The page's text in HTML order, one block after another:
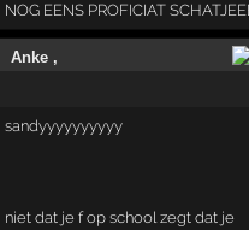
NOG EENS PROFICIAT
Anke ,
sandyyyyyyyyyy
niet dat je f op school zegt dat je